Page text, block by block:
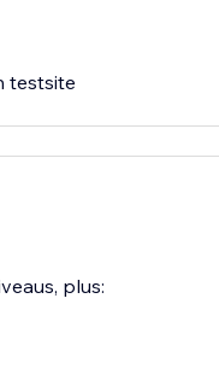
testsite
plus: